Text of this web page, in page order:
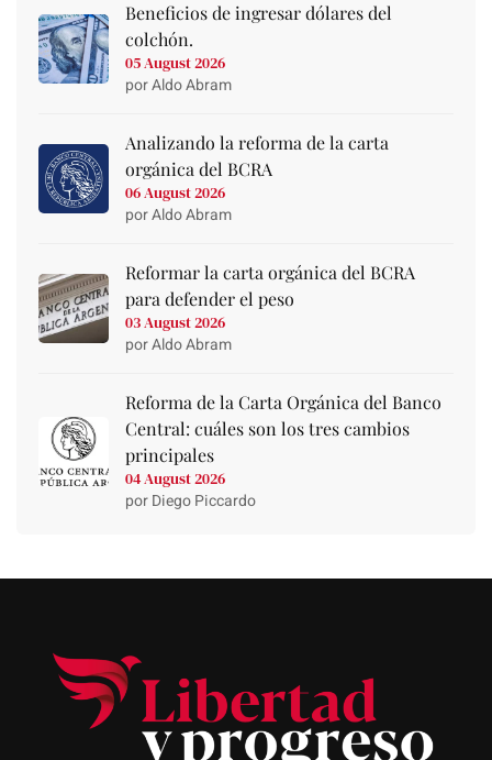
Beneficios de ingresar dólares del
colchón.
05 August 2026
por Aldo Abram
Analizando la reforma de la carta
orgánica del BCRA
06 August 2026
por Aldo Abram
Reformar la carta orgánica del BCRA
para defender el peso
03 August 2026
por Aldo Abram
Reforma de la Carta Orgánica del Banco
Central: cuáles son los tres cambios
principales
04 August 2026
por Diego Piccardo